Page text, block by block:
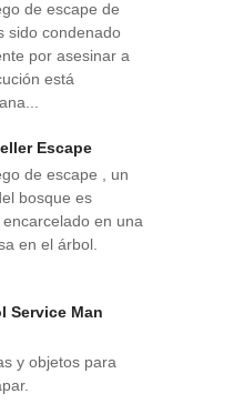
de escape de
sido condenado
por asesinar a
está
Escape
de escape , un
bosque es
en una
en el árbol.
Service Man
y objetos para